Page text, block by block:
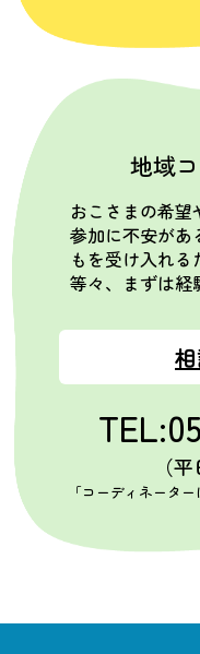
地域
おこさまの希
参加に不安があ
もを受け入れる
等々、まずは経
（
「コーディネータ